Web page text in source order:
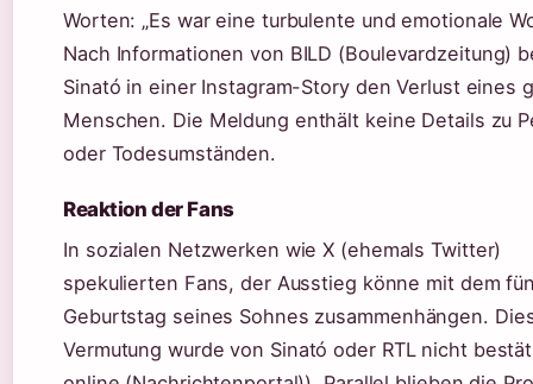
Worten: „Es war eine turbulente und emotionale
Nach Informationen von BILD (Boulevardzeitung)
Sinató in einer Instagram-Story den Verlust eines
Menschen. Die Meldung enthält keine Details zu
oder Todesumständen.
Reaktion der Fans
In sozialen Netzwerken wie X (ehemals Twitter)
spekulierten Fans, der Ausstieg könne mit dem
Geburtstag seines Sohnes zusammenhängen.
Vermutung wurde von Sinató oder RTL nicht